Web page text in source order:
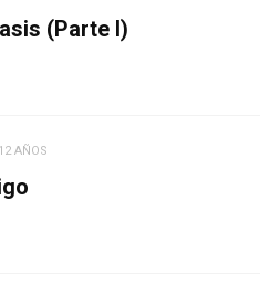
(Parte I)
AÑOS